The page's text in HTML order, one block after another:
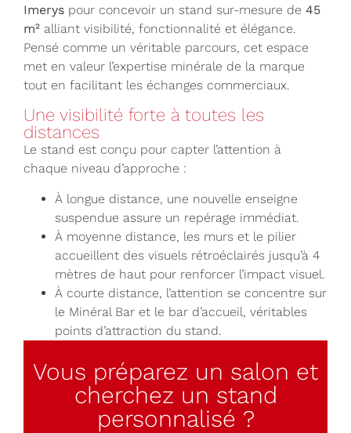
Imerys pour concevoir un stand sur-mesure de 45
m² alliant visibilité, fonctionnalité et élégance.
Pensé comme un véritable parcours, cet espace
met en valeur l’expertise minérale de la marque
tout en facilitant les échanges commerciaux.
Une visibilité forte à toutes les
distances
Le stand est conçu pour capter l’attention à
chaque niveau d’approche :
À longue distance, une nouvelle enseigne
suspendue assure un repérage immédiat.
À moyenne distance, les murs et le pilier
accueillent des visuels rétroéclairés jusqu’à 4
mètres de haut pour renforcer l’impact visuel.
À courte distance, l’attention se concentre sur
le Minéral Bar et le bar d’accueil, véritables
points d’attraction du stand.
Vous préparez un salon et
cherchez un stand
personnalisé ?